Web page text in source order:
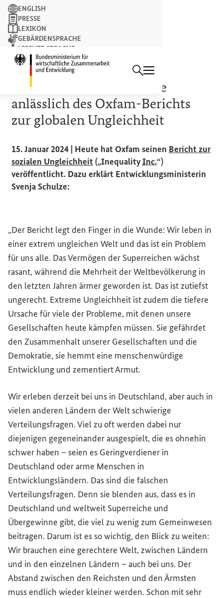
Suchbegriff
Suchen
ENGLISH
PRESSE
LEXIKON
GEBÄRDENSPRACHE
LEICHTE SPRACHE
NEWSLETTER
STATEMENT
Bundesministerin Schulze
anlässlich des Oxfam-Berichts
zur globalen Ungleichheit
15. Januar 2024 | Heute hat Oxfam seinen Bericht zur
sozialen Ungleichheit (Externer Link)
(„InequalityInc.“)
veröffentlicht. Dazu erklärt Entwicklungsministerin
Svenja Schulze:
„Der Bericht legt den Finger in die Wunde: Wir leben in
einer extrem ungleichen Welt und das ist ein Problem
für uns alle. Das Vermögen der Superreichen wächst
rasant, während die Mehrheit der Weltbevölkerung in
den letzten Jahren ärmer geworden ist. Das ist zutiefst
ungerecht. Extreme Ungleichheit ist zudem die tiefere
Ursache für viele der Probleme, mit denen unsere
Gesellschaften heute kämpfen müssen. Sie gefährdet
den Zusammenhalt unserer Gesellschaften und die
Demokratie, sie hemmt eine menschenwürdige
Entwicklung und zementiert Armut.
Wir erleben derzeit bei uns in Deutschland, aber auch in
vielen anderen Ländern der Welt schwierige
Verteilungsfragen. Viel zu oft werden dabei nur
diejenigen gegeneinander ausgespielt, die es ohnehin
schwer haben – seien es Geringverdiener in
Deutschland oder arme Menschen in
Entwicklungsländern. Das sind die falschen
Verteilungsfragen. Denn sie blenden aus, dass es in
Deutschland und weltweit Superreiche und
Übergewinne gibt, die viel zu wenig zum Gemeinwesen
beitragen. Darum ist es so wichtig, den Blick zu weiten:
Wir brauchen eine gerechtere Welt, zwischen Ländern
und in den einzelnen Ländern – auch bei uns. Der
Abstand zwischen den Reichsten und den Ärmsten
muss endlich wieder kleiner werden. Schon mit sehr